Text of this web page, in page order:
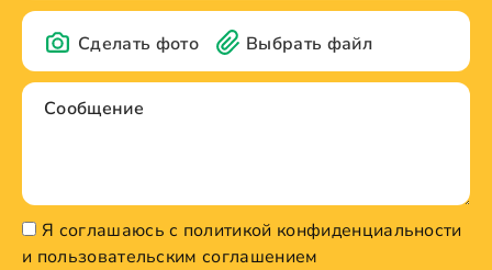
Сделать фото Выбрать файл
Я соглашаюсь с политикой конфиденциальности
и пользовательским соглашением